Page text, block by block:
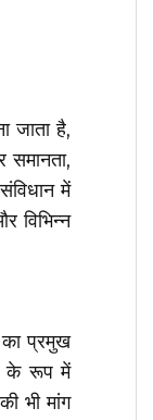
जाता है,
समानता,
में
विभिन्न
का प्रमुख
के रूप में
भी मांग